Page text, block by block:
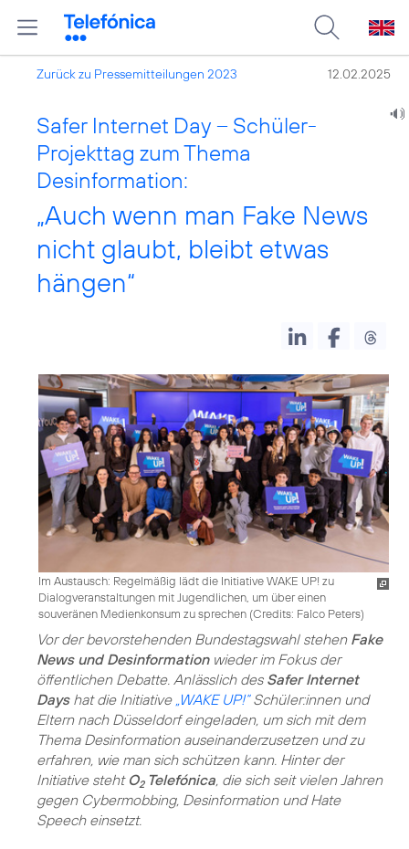
Zurück zu Pressemitteilungen 2023 12.02.2025
Safer Internet Day – Schüler-
Projekttag zum Thema
Desinformation:
„Auch wenn man Fake News
nicht glaubt, bleibt etwas
hängen“
Im Austausch: Regelmäßig lädt die Initiative WAKE UP! zu
Dialogveranstaltungen mit Jugendlichen, um über einen
souveränen Medienkonsum zu sprechen (Credits: Falco Peters)
Vor der bevorstehenden Bundestagswahl stehen Fake
News und Desinformationwieder im Fokus der
öffentlichen Debatte. Anlässlich des Safer Internet
Dayshat die Initiative „WAKE UP!“Schüler:innen und
Eltern nach Düsseldorf eingeladen, um sich mit dem
Thema Desinformation auseinanderzusetzen und zu
erfahren, wie man sich schützen kann. Hinter der
Initiative steht O2Telefónica , die sich seit vielen Jahren
gegen Cybermobbing, Desinformation und Hate
Speech einsetzt.